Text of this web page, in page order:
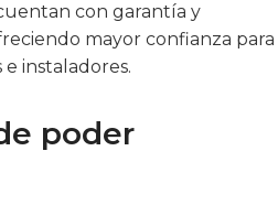
con garantía y
mayor confianza para
instaladores.
poder